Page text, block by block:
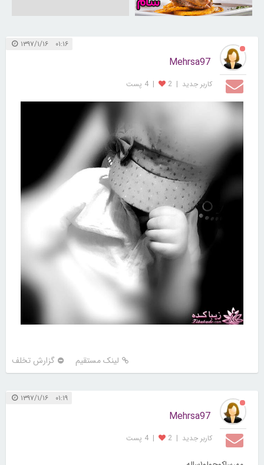
30256488
۰۱:۱۶ ۱۳۹۷/۱/۱۶
Mehrsa97
کاربر جديد |
2
| 4 پست
لینک مستقیم گزارش تخلف
۰۱:۱۹ ۱۳۹۷/۱/۱۶
Mehrsa97
کاربر جديد |
2
| 4 پست